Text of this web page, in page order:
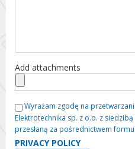
Add attachments
Wyrażam zgodę na
Elektrotechnika sp. z o.o. z
przesłaną za pośrednictwem
PRIVACY POLICY